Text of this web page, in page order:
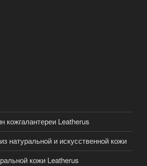
кожгалантереи Leatherus
натуральной и искусственной кожи
кожи Leatherus